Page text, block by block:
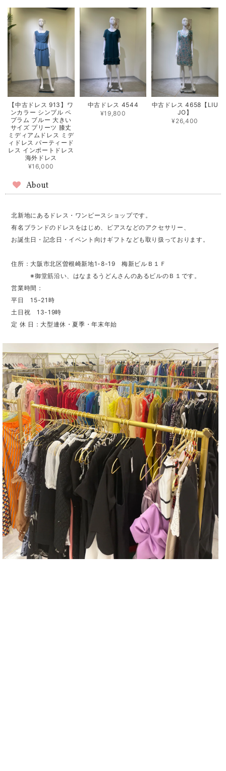
【中古ドレス 913】ワ
ンカラー シンプル ペ
プラム ブルー 大きい
サイズ プリーツ 膝丈
ミディアムドレス ミデ
ィドレス パーティード
レス インポートドレス
海外ドレス
¥16,000
中古ドレス 4544
¥19,800
中古ドレス 4658【LIU
JO】
¥26,400
About
北新地にあるドレス・ワンピースショップです。
有名ブランドのドレスをはじめ、ピアスなどのアクセサリー、
お誕生日・記念日・イベント向けギフトなども取り扱っております。
住所：大阪市北区曽根崎新地1-8-19 梅新ビルＢ１Ｆ
※御堂筋沿い、はなまるうどんさんのあるビルのＢ１です。
営業時間：
平日 15-21時
土日祝 13-19時
定 休 日：大型連休・夏季・年末年始